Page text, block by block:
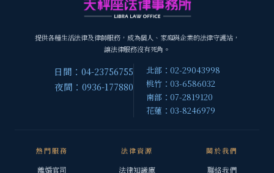
提供各種生活法律及律師服務，成為個人、家庭與企業的法律守護站，
讓法律服務沒有死角。
日間：04-23756755
夜間：0936-177880
北部：02-29043998
桃竹：03-6586032
南部：07-2819120
花蓮：03-8246979
熱門服務
離婚官司
法律資源
法律知識庫
關於我們
聯絡我們